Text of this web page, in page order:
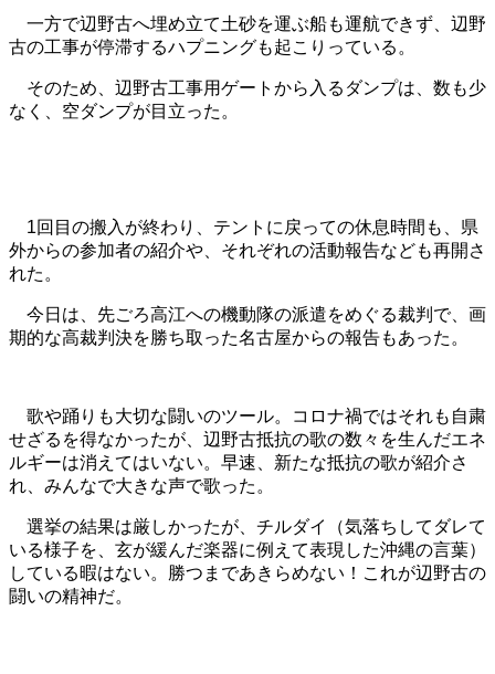
一方で辺野古へ埋め立て土砂を運ぶ船も運航できず、辺野
古の工事が停滞するハプニングも起こりっている。
そのため、辺野古工事用ゲートから入るダンプは、数も少
なく、空ダンプが目立った。
1回目の搬入が終わり、テントに戻っての休息時間も、県
外からの参加者の紹介や、それぞれの活動報告なども再開さ
れた。
今日は、先ごろ高江への機動隊の派遣をめぐる裁判で、画
期的な高裁判決を勝ち取った名古屋からの報告もあった。
歌や踊りも大切な闘いのツール。コロナ禍ではそれも自粛
せざるを得なかったが、辺野古抵抗の歌の数々を生んだエネ
ルギーは消えてはいない。早速、新たな抵抗の歌が紹介さ
れ、みんなで大きな声で歌った。
選挙の結果は厳しかったが、チルダイ（気落ちしてダレて
いる様子を、玄が緩んだ楽器に例えて表現した沖縄の言葉）
している暇はない。勝つまであきらめない！これが辺野古の
闘いの精神だ。